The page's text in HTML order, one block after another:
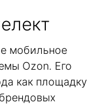
мобильное
Ozon. Его
как площадку